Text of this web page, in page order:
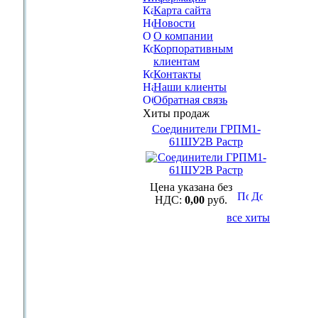
Карта сайта
Новости
О компании
Корпоративным
клиентам
Контакты
Наши клиенты
Обратная связь
Хиты продаж
Соединители ГРПМ1-
61ШУ2В Растр
Цена указана без
НДС: 0,00руб.
все хиты